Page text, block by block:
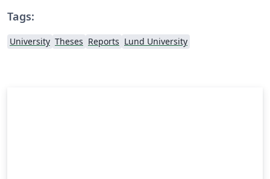
Tags:
University Theses Reports Lund University